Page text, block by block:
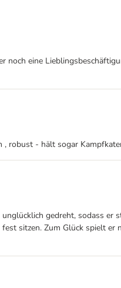
eine
robust - hält sogar
gedreht, sodass
sitzen. Zum Glück spielt